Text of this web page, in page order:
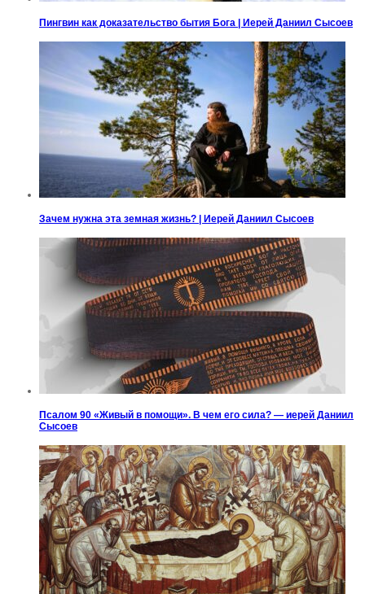
Пингвин как доказательство бытия Бога | Иерей Даниил Сысоев
Зачем нужна эта земная жизнь? | Иерей Даниил Сысоев
Псалом 90 «Живый в помощи». В чем его сила? — иерей Даниил
Сысоев